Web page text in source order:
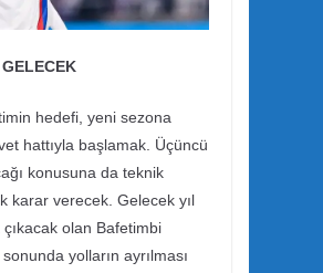
hedefi, yeni sezona
hattıyla başlamak. Üçüncü
konusuna da teknik
karar verecek. Gelecek yıl
olan Bafetimbi
yolların ayrılması